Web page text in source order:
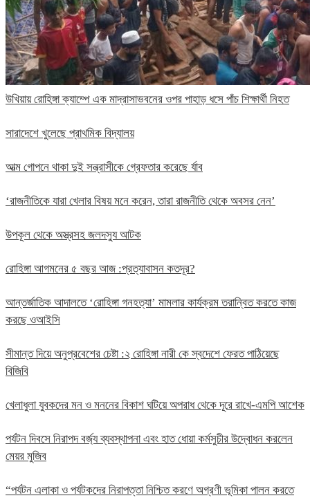
উখিয়ায় রোহিঙ্গা ক্যাম্পে এক মাদ্রাসাভবনের ওপর পাহাড় ধসে পাঁচ শিক্ষার্থী নিহত
সারাদেশে খুলেছে প্রাথমিক বিদ্যালয়
আত্ম গোপনে থাকা দুই সন্ত্রাসীকে গ্রেফতার করেছে র্যাব
‘রাজনীতিকে যারা খেলার বিষয় মনে করেন, তারা রাজনীতি থেকে অবসর নেন’
উপকূল থেকে অস্ত্রসহ জলদস্যু আটক
রোহিঙ্গা আগমনের ৫ বছর আজ :প্রত্যাবাসন কতদূর?
আন্তর্জাতিক আদালতে ‘রোহিঙ্গা গনহত্যা’ মামলার কার্যক্রম তরান্বিত করতে কাজ
করছে ওআইসি
সীমান্ত দিয়ে অনুপ্রবেশের চেষ্টা :২ রোহিঙ্গা নারী কে স্বদেশে ফেরত পাঠিয়েছে
বিজিবি
খেলাধুলা যুবকদের মন ও মননের বিকাশ ঘটিয়ে অপরাধ থেকে দূরে রাখে-এমপি আশেক
পর্যটন দিবসে নিরাপদ বর্জ্য ব্যবস্থাপনা এবং হাত ধোয়া কর্মসুচীর উদ্বোধন করলেন
মেয়র মুজিব
“পর্যটন এলাকা ও পর্যটকদের নিরাপত্তা নিশ্চিত করণে অগ্রণী ভূমিকা পালন করতে